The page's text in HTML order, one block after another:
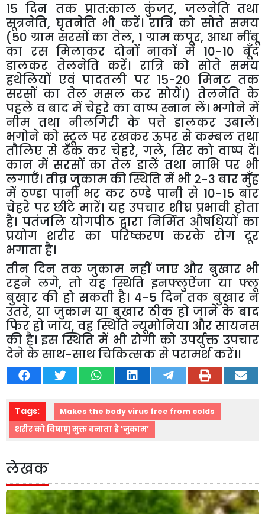
15 दिन तक प्रात:काल कुंजर, जलनेति तथा
सूत्रनेति,घृतनेति भी करें। रात्रि को सोते समय
(50 ग्राम सरसों का तेल, 1 ग्राम कपूर, आधा नींबू
का रस मिलाकर दोनों नाकों में 10-10 बूँद
डालकर तेलनेति करें। रात्रि को सोते समय
हथेलियों एवं पादतली पर 15-20 मिनट तक
सरसों का तेल मसल कर सोयें।) तेलनेति के
पहले व बाद में चेहरे का वाष्प स्नान लें। भगोने में
नीम तथा नीलगिरी के पत्ते डालकर उबालें।
भगोने को स्टूल पर रखकर ऊपर से कम्बल तथा
तौलिए से ढँक कर चेहरे, गले, सिर को वाष्प दें।
कान में सरसों का तेल डालें तथा नाभि पर भी
लगाएँ। तीव्र जुकाम की स्थिति में भी 2-3 बार मुँह
में ठण्डा पानी भर कर ठण्डे पानी से 10-15 बार
चेहरे पर छींटे मारें। यह उपचार शीघ्र प्रभावी होता
है। पतंजलि योगपीठ द्वारा निर्मित औषधियों का
प्रयोग शरीर का परिष्करण करके रोग दूर
भगाता है।
तीन दिन तक जुकाम नहीं जाए और बुखार भी
रहने लगे, तो यह स्थिति इनफ्लुऐंजा या फ्लू
बुखार की हो सकती है। 4-5 दिन तक बुखार न
उतरे, या जुकाम या बुखार ठीक हो जाने के बाद
फिर हो जाय,वह स्थिति न्यूमोनिया और सायनस
की है। इस स्थिति में भी रोगी को उपर्युक्त उपचार
देने के साथ-साथ चिकित्सक से परामर्श करें।।
Tags:
Makes the body virus free from colds
शरीर को विषाणु मुक्त बनाता है 'जुकाम’
लेखक